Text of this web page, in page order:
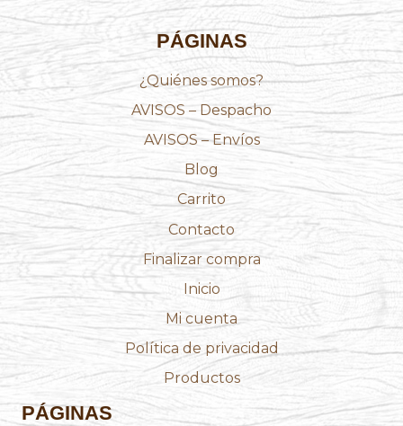
PÁGINAS
¿Quiénes somos?
AVISOS – Despacho
AVISOS – Envíos
Blog
Carrito
Contacto
Finalizar compra
Inicio
Mi cuenta
Política de privacidad
Productos
PÁGINAS